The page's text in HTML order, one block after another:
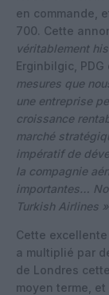
en commande,
700. Cette
véritablement
Erginbilgic,
mesures que
une entreprise
croissance
marché
impératif de
la compagnie
importantes…
Turkish Airlines »,
Cette
a multiplié par
de Londres
moyen terme,